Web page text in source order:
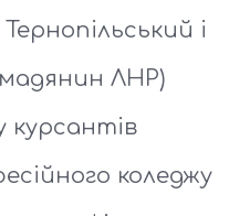
і
ЛНР)
курсантів
коледжу